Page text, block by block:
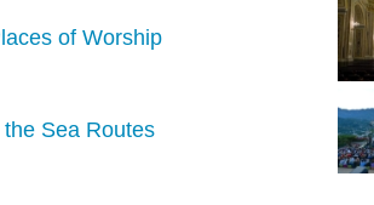
of Worship
Sea Routes